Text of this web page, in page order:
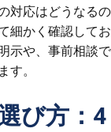
対応はどうなるの
細かく確認してお
示や、事前相談で
す。
び方：4